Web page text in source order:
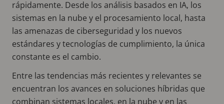
rápidamente. Desde los análisis basados en IA, los
sistemas en la nube y el procesamiento local, hasta
las amenazas de ciberseguridad y los nuevos
estándares y tecnologías de cumplimiento, la única
constante es el cambio.
Entre las tendencias más recientes y relevantes se
encuentran los avances en soluciones híbridas que
combinan sistemas locales, en la nube y en las